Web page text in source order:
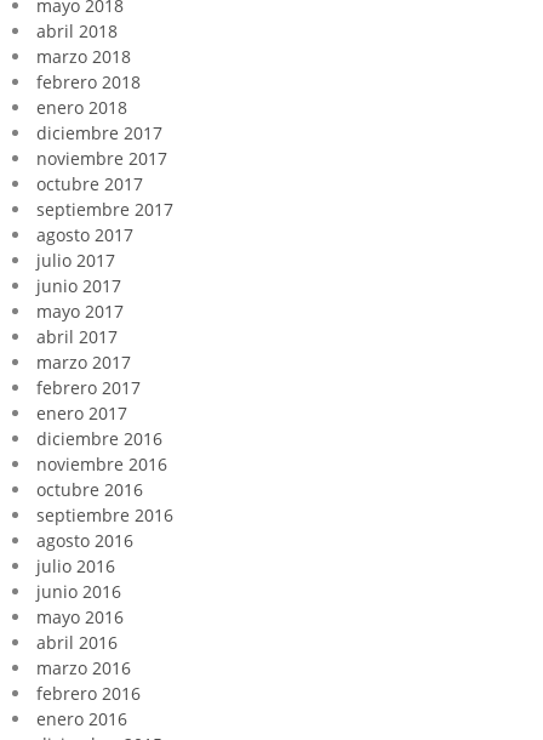
mayo 2018
abril 2018
marzo 2018
febrero 2018
enero 2018
diciembre 2017
noviembre 2017
octubre 2017
septiembre 2017
agosto 2017
julio 2017
junio 2017
mayo 2017
abril 2017
marzo 2017
febrero 2017
enero 2017
diciembre 2016
noviembre 2016
octubre 2016
septiembre 2016
agosto 2016
julio 2016
junio 2016
mayo 2016
abril 2016
marzo 2016
febrero 2016
enero 2016